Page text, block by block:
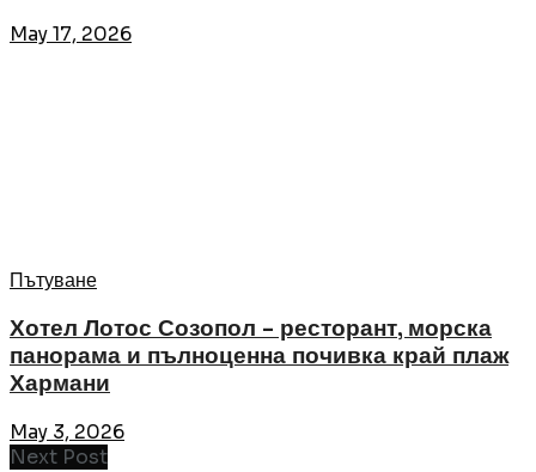
May 17, 2026
Пътуване
Хотел Лотос Созопол – ресторант, морска
панорама и пълноценна почивка край плаж
Хармани
May 3, 2026
Next Post